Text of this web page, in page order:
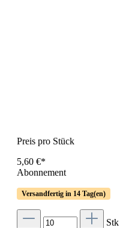
Preis pro Stück
5,60 €*
Abonnement
Versandfertig in 14 Tag(en)
Stk